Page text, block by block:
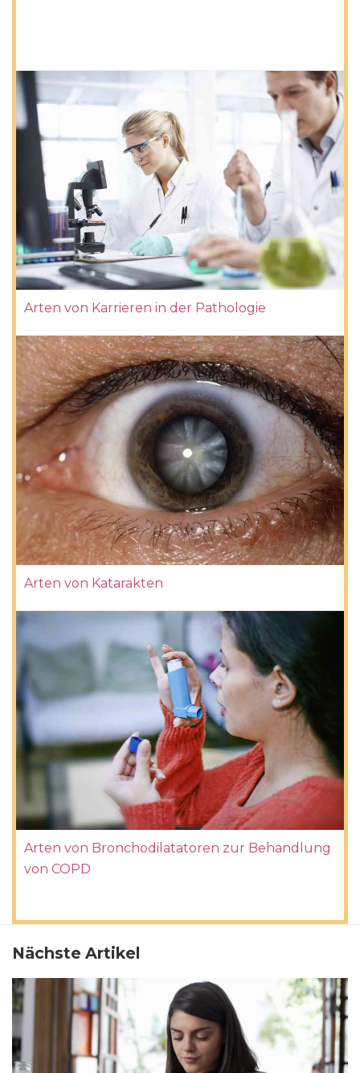
Arten von Karrieren in der Pathologie
Arten von Katarakten
Arten von Bronchodilatatoren zur Behandlung
von COPD
Nächste Artikel